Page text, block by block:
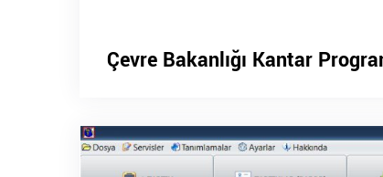
Çevre Bakanlığı Kantar